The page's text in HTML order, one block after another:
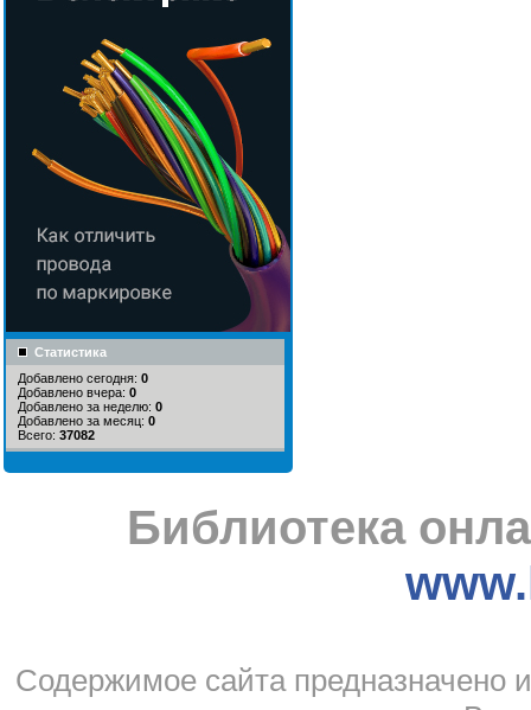
Статистика
Добавлено сегодня: 0
Добавлено вчера: 0
Добавлено за неделю: 0
Добавлено за месяц: 0
Всего: 37082
Библиотека
Cодержимое сайта предназначено